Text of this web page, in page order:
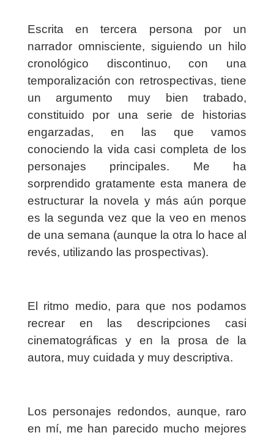
Escrita en tercera persona por un
narrador omnisciente, siguiendo un hilo
cronológico discontinuo, con una
temporalización con retrospectivas, tiene
un argumento muy bien trabado,
constituido por una serie de historias
engarzadas, en las que vamos
conociendo la vida casi completa de los
personajes principales. Me ha
sorprendido gratamente esta manera de
estructurar la novela y más aún porque
es la segunda vez que la veo en menos
de una semana (aunque la otra lo hace al
revés, utilizando las prospectivas).
El ritmo medio, para que nos podamos
recrear en las descripciones casi
cinematográficas y en la prosa de la
autora, muy cuidada y muy descriptiva.
Los personajes redondos, aunque, raro
en mí, me han parecido mucho mejores